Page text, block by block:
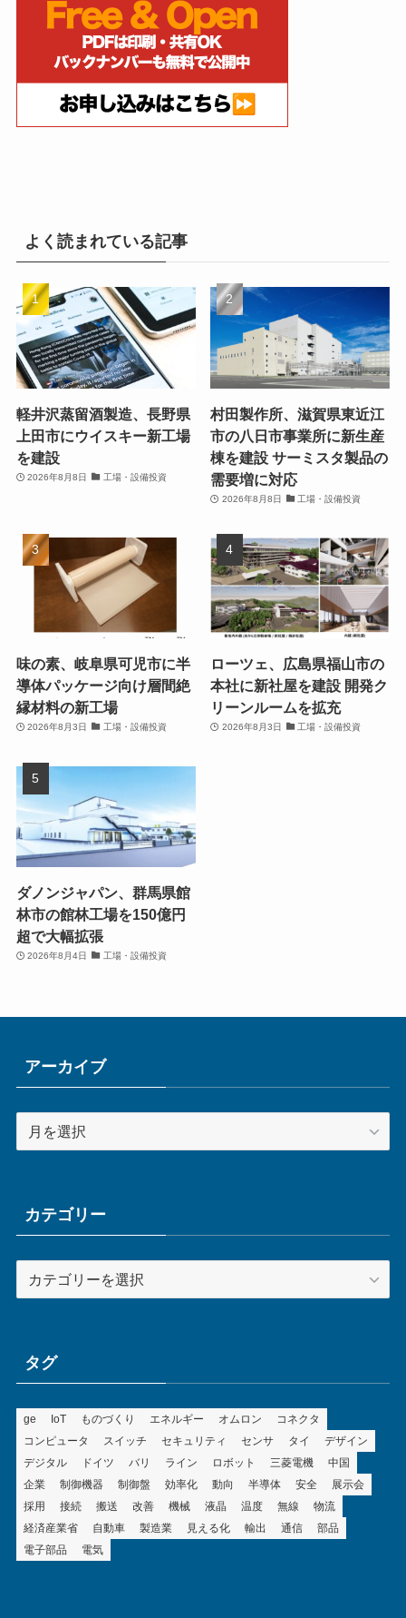
よく読まれている記事
軽井沢蒸留酒製造、長野県
上田市にウイスキー新工場
を建設
2026年8月8日 工場・設備投資
村田製作所、滋賀県東近江
市の八日市事業所に新生産
棟を建設 サーミスタ製品の
需要増に対応
2026年8月8日 工場・設備投資
味の素、岐阜県可児市に半
導体パッケージ向け層間絶
縁材料の新工場
2026年8月3日 工場・設備投資
ローツェ、広島県福山市の
本社に新社屋を建設 開発ク
リーンルームを拡充
2026年8月3日 工場・設備投資
ダノンジャパン、群馬県館
林市の館林工場を150億円
超で大幅拡張
2026年8月4日 工場・設備投資
アーカイブ
ー
ブカテゴリー
テ
ータグ
ge IoT ものづくり エネルギー オムロン
コネクタ
コンピュータ
スイッチ セキュリティ センサ タイ
デザイン
デジタル
ドイツ バリ ライン ロボット 三菱電機
中国
企業
制御機器 制御盤 効率化 動向 半導体 安全
展示会
採用
接続 搬送 改善 機械 液晶 温度 無線
物流
経済産業省
自動車 製造業 見える化 輸出 通信
部品
電子部品
電気